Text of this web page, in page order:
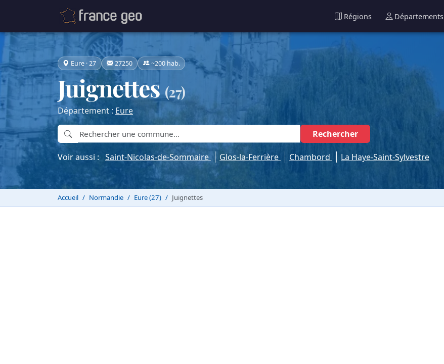
Régions Départements
Eure · 27 27250 ~200 hab.
Juignettes (27)
Département : Eure
Rechercher
Voir aussi : Saint-Nicolas-de-Sommaire Glos-la-Ferrière Chambord La Haye-Saint-Sylvestre
Accueil Normandie Eure (27) Juignettes